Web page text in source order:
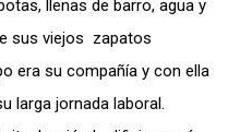
llenas de barro, agua y
sus viejos zapatos
era su compañía y con ella
larga jornada laboral.